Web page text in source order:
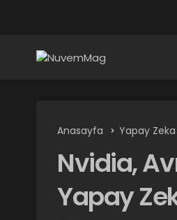
Anasayfa Yapay Zeka
Nvidia,
Yapay